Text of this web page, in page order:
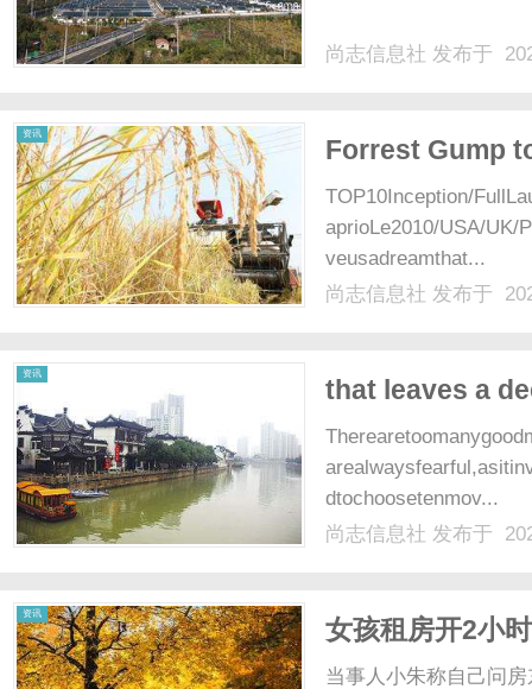
尚志信息社 发布于
资讯
Forrest Gump
TOP10Inception/
aprioLe2010/USA/UK/
veusadreamthat...
尚志信息社 发布于
资讯
that leaves a
dtochoosetenmov...
尚志信息社 发布于
资讯
女孩租房开2小
当事人小朱称自己问